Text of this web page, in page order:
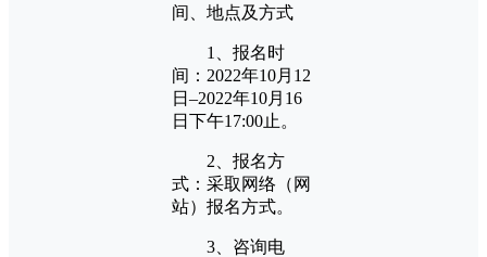
间、地点及方式
1、报名时
间：2022年10月12
日–2022年10月16
日下午17:00止。
2、报名方
式：采取网络（网
站）报名方式。
3、咨询电